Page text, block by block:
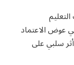
عوض الاعتماد
سلبي على